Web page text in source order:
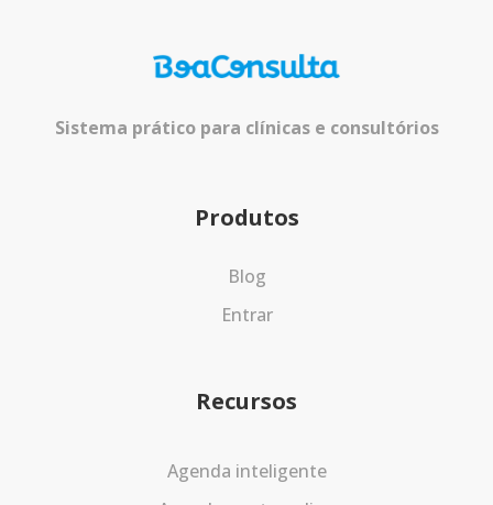
Sistema prático para clínicas e consultórios
Produtos
Blog
Entrar
Recursos
Agenda inteligente